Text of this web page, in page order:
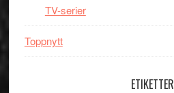
TV-serier
Toppnytt
ETIKETTER